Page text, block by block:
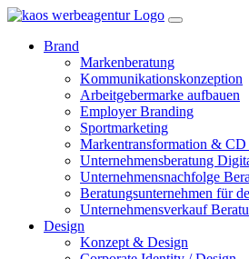
Brand
Markenberatung
Kommunikationskonzeption
Arbeitgebermarke aufbauen
Employer Branding
Sportmarketing
Markentransformation &
Unternehmensberatung
Unternehmensnachfolge
Beratungsunternehmen für
Unternehmensverkauf
Design
Konzept & Design